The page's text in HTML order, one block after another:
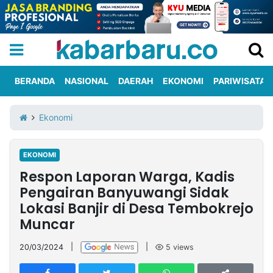
Iklan
Berita
Kami
Nasional
International
Olahraga
Entertainment
Daerah
Pariwisata
Kuliner
Kolom
Network
PT
TREETAN
BERANDA NASIONAL DAERAH EKONOMI PARIWISATA
Ekonomi
EKONOMI
Respon Laporan Warga, Kadis
Pengairan Banyuwangi Sidak
Lokasi Banjir di Desa Tembokrejo
Muncar
20/03/2024 5 views